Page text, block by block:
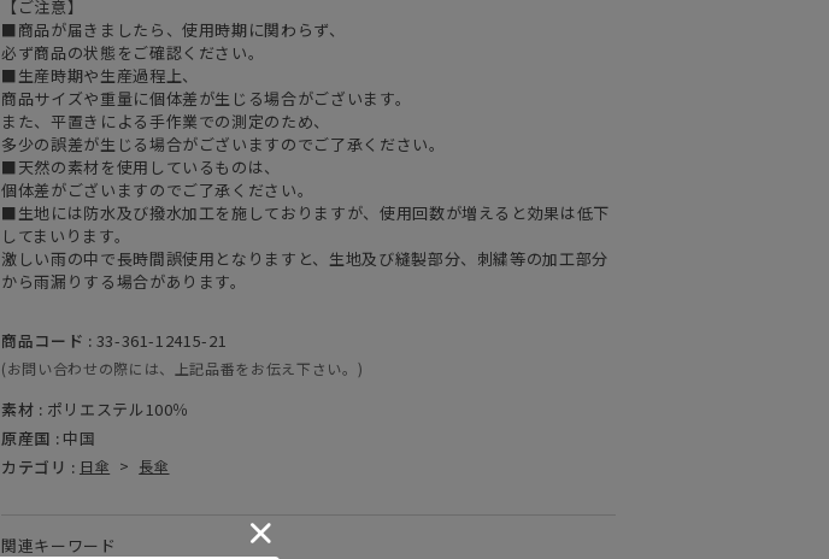
【ご注意】
■商品が届きましたら、使用時期に関わらず、
必ず商品の状態をご確認ください。
■生産時期や生産過程上、
商品サイズや重量に個体差が生じる場合がございます。
また、平置きによる手作業での測定のため、
多少の誤差が生じる場合がございますのでご了承ください。
■天然の素材を使用しているものは、
個体差がございますのでご了承ください。
■生地には防水及び撥水加工を施しておりますが、使用回数が増えると効果は低下
してまいります。
激しい雨の中で長時間誤使用となりますと、生地及び縫製部分、刺繍等の加工部分
から雨漏りする場合があります。
商品コード : 33-361-12415-21
(お問い合わせの際には、上記品番をお伝え下さい。)
素材 : ポリエステル100％
原産国 : 中国
カテゴリ : 日傘 > 長傘
関連キーワード